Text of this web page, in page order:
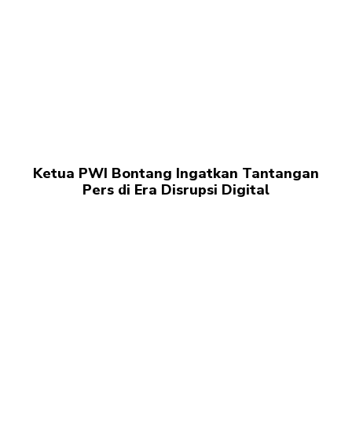
Ketua PWI Bontang Ingatkan Tantangan
Pers di Era Disrupsi Digital